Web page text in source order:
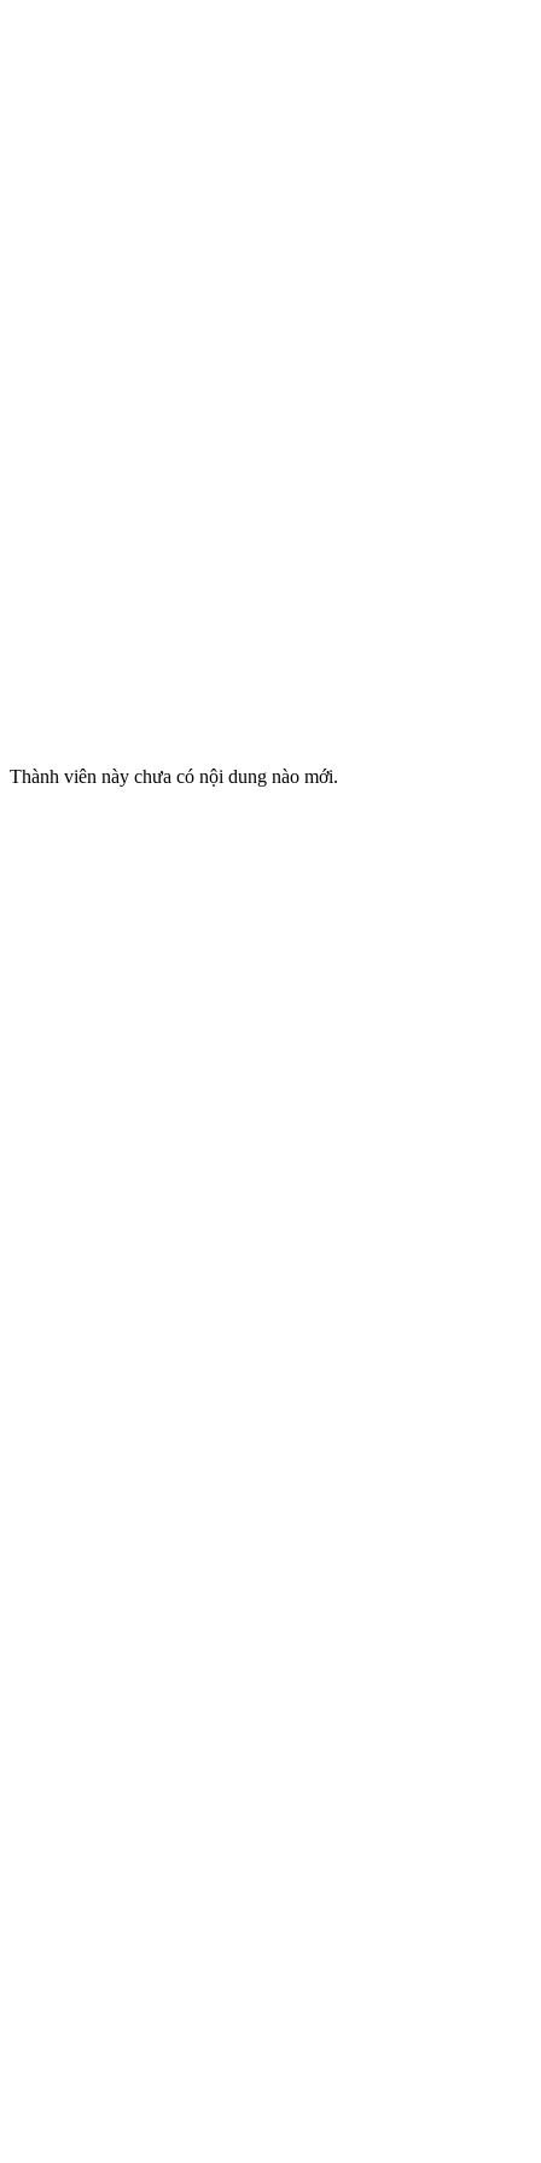
Thành viên này chưa có nội dung nào mới.